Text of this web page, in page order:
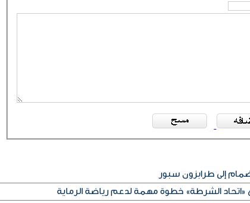
إلى طرابزون سبور
«اتحاد الشرطة» خطوة مهمة لدعم رياضة الرماية